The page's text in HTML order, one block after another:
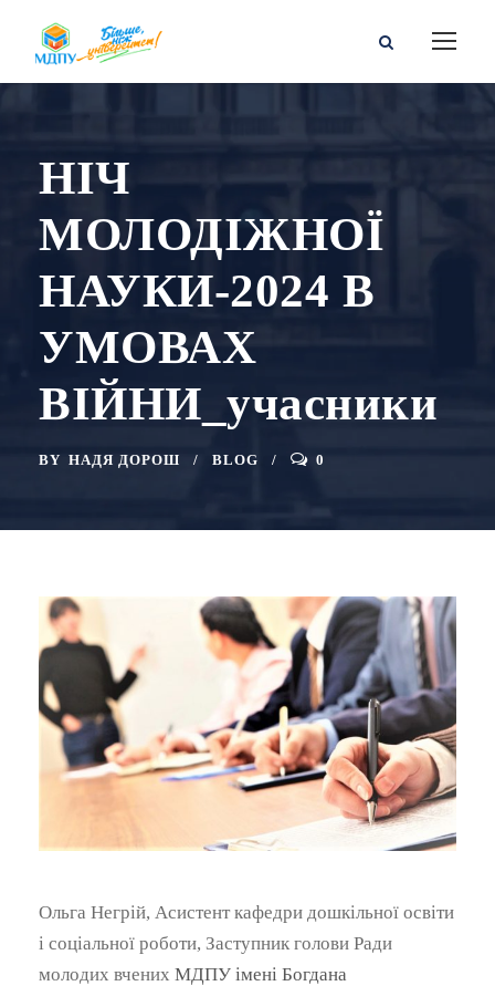
НІЧ
МОЛОДІЖНОЇ
НАУКИ-2024 В
УМОВАХ
ВІЙНИ_учасники
BY НАДЯ ДОРОШ BLOG 0
Ольга Негрій, Асистент кафедри дошкільної освіти
і соціальної роботи, Заступник голови Ради
молодих вчених МДПУ імені Богдана